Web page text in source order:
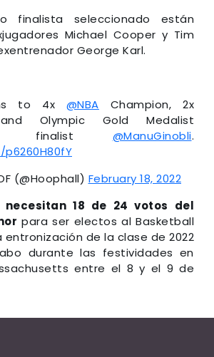
finalista seleccionado están
Michael Cooper y Tim
George Karl.
to 4x @NBA Champion, 2x
Olympic Gold Medalist
finalist @ManuGinobli.
(@Hoophall) February 18, 2022
necesitan 18 de 24 votos del
para ser electos al Basketball
entronización de la clase de 2022
durante las festividades en
entre el 8 y el 9 de